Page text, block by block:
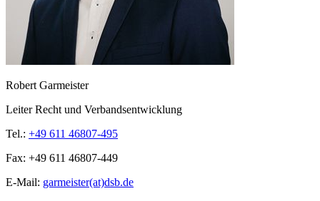
Robert Garmeister
Leiter Recht und Verbandsentwicklung
Tel.: +49 611 46807-495
Fax: +49 611 46807-449
E-Mail: garmeister(at)dsb.de